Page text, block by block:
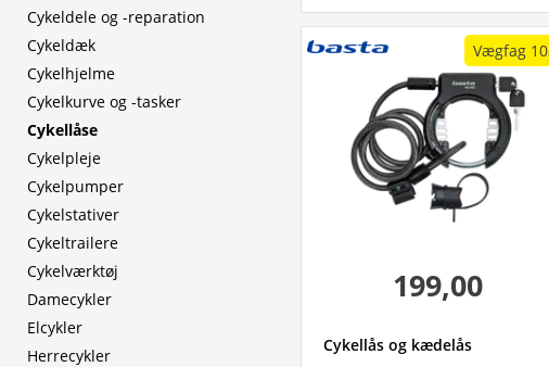
Cykeldele og -reparation
Cykeldæk
Cykelhjelme
Cykelkurve og -tasker
Cykellåse
Cykelpleje
Cykelpumper
Cykelstativer
Cykeltrailere
Cykelværktøj
Damecykler
Elcykler
Herrecykler
Vægfag
199,00
Cykellås og kædelås